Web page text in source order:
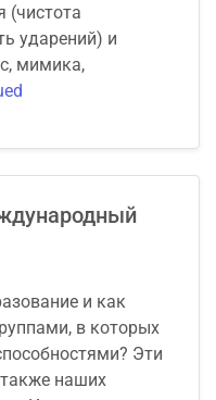
(чистота
ударений) и
мимика,
и как
в которых
Эти
наших